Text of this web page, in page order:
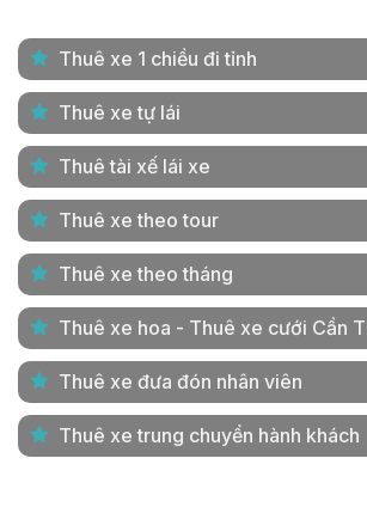
Thuê xe 1 chiều đi tỉnh
Thuê xe tự lái
Thuê tài xế lái xe
Thuê xe theo tour
Thuê xe theo tháng
Thuê xe hoa - Thuê xe cưới Cần
Thuê xe đưa đón nhân viên
Thuê xe trung chuyển hành khách